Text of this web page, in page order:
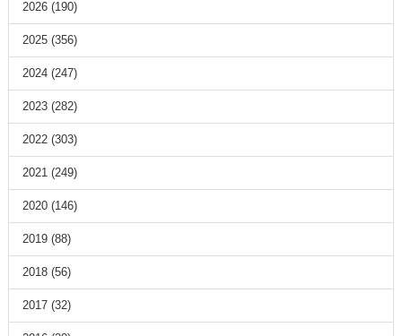
2026(190)
2025(356)
2024(247)
2023(282)
2022(303)
2021 (249)
2020(146)
2019(88)
2018(56)
2017(32)